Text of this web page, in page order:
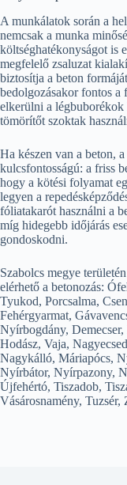
A munkálatok során a
nemcsak a munka
költséghatékonyságot is
megfelelő zsaluzat
biztosítja a beton
bedolgozásakor fontos a
elkerülni a
tömörítőt szoktak
Ha készen van a beton,
kulcsfontosságú: a friss
hogy a kötési folyamat
legyen a
fóliatakarót használni a
míg hidegebb időjárás
gondoskodni.
Szabolcs megye
elérhető a betonozás:
Tyukod, Porcsalma,
Fehérgyarmat,
Nyírbogdány,
Hodász, Vaja,
Nagykálló, Máriapócs,
Nyírbátor, Nyírpazony,
Újfehértó, Tiszadob,
Vásárosnamény,